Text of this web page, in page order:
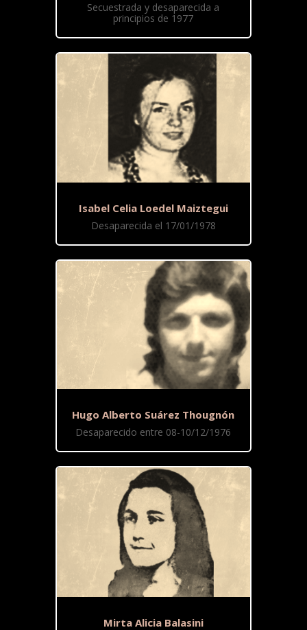
Secuestrada y desaparecida a
principios de 1977
Isabel Celia Loedel Maiztegui
Desaparecida el 17/01/1978
Hugo Alberto Suárez Thougnón
Desaparecido entre 08-10/12/1976
Mirta Alicia Balasini